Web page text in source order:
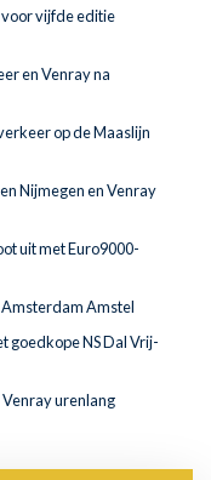
vijfde editie
en Venray na
op de Maaslijn
Nijmegen en Venray
uit met Euro9000-
Amstel
goedkope NS Dal Vrij-
urenlang